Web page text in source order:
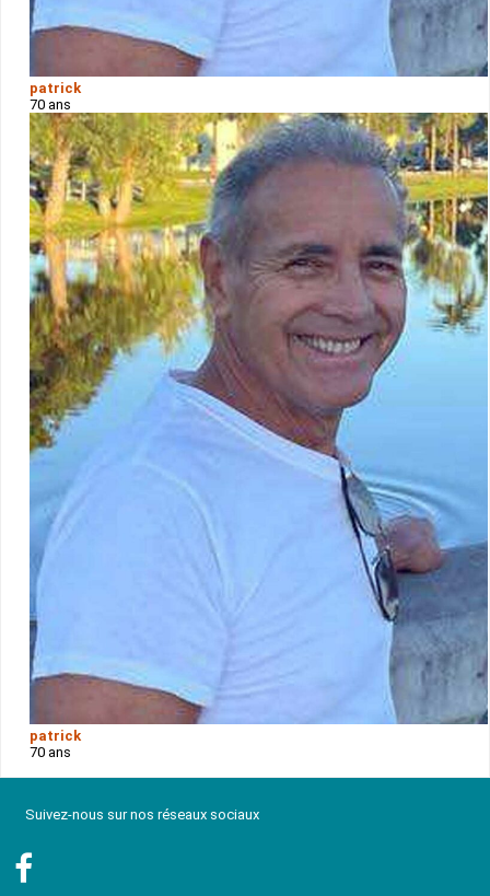
patrick
70 ans
patrick
70 ans
Suivez-nous sur nos réseaux sociaux